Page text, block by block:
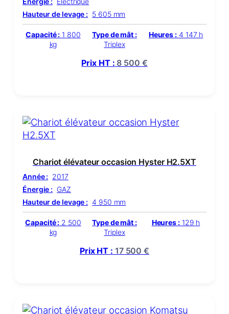
Hauteur de levage : 5 605 mm
Capacité : 1 800
kg
Type de mât :
Triplex
Heures : 4 147 h
Prix HT : 8 500 €
Chariot élévateur occasion Hyster H2.5XT
Année : 2017
Énergie : GAZ
Hauteur de levage : 4 950 mm
Capacité : 2 500
kg
Type de mât :
Triplex
Heures :129 h
Prix HT : 17 500€